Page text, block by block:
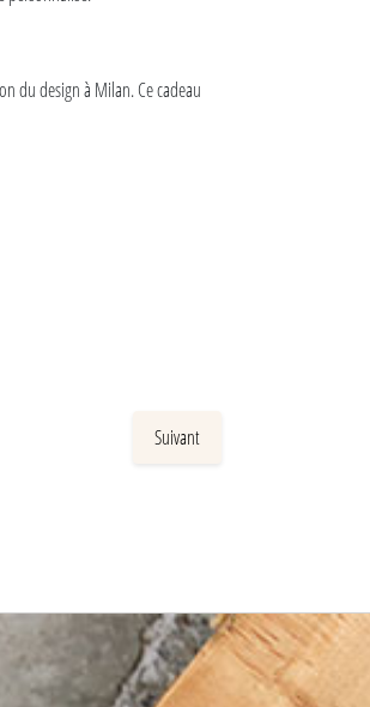
du design à Milan. Ce cadeau
Suivant